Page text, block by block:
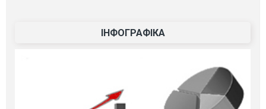
ІНФОГРАФІКА